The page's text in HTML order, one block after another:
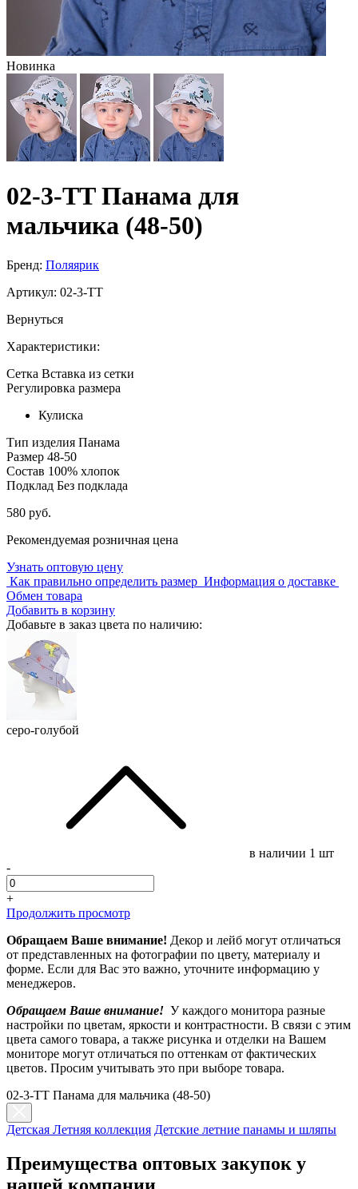
Новинка
02-3-TT Панама для
мальчика (48-50)
Бренд: Поляярик
Артикул: 02-3-TT
Вернуться
Характеристики:
Сетка Вставка из сетки
Регулировка размера
Кулиска
Тип изделия Панама
Размер 48-50
Состав 100% хлопок
Подклад Без подклада
580 руб.
Рекомендуемая розничная цена
Узнать оптовую цену
Как правильно определить размер Информация о доставке
Обмен товара
Добавить в корзину
Добавьте в заказ цвета по наличию:
серо-голубой
в наличии 1 шт
-
+
Продолжить просмотр
Обращаем Ваше внимание! Декор и лейб могут отличаться
от представленных на фотографии по цвету, материалу и
форме. Если для Вас это важно, уточните информацию у
менеджеров.
Обращаем Ваше внимание! У каждого монитора разные
настройки по цветам, яркости и контрастности. В связи с этим
цвета самого товара, а также рисунка и отделки на Вашем
мониторе могут отличаться по оттенкам от фактических
цветов. Просим учитывать это при выборе товара.
02-3-TT Панама для мальчика (48-50)
Детская Летняя коллекция Детские летние панамы и шляпы
Преимущества оптовых закупок у
нашей компании